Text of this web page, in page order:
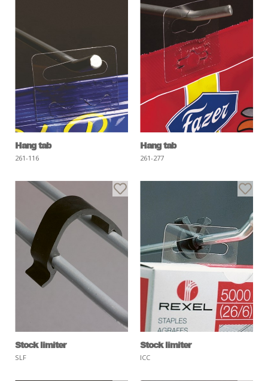
Hang tab
261-116
Hang tab
261-277
Stock limiter
SLF
Stock limiter
ICC